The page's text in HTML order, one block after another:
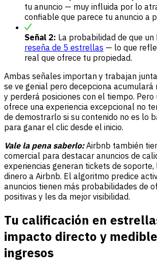
tu anuncio — muy influida por lo
confiable que parece tu anuncio a
Señal 2: La probabilidad de que un
reseña de 5 estrellas — lo que
real que ofrece tu propiedad.
Ambas señales importan y trabajan
se ve genial pero decepciona acumulará
y perderá posiciones con el tiempo. Pero
ofrece una experiencia excepcional no
de demostrarlo si su contenido no es lo
para ganar el clic desde el inicio.
Vale la pena saberlo:Airbnb también
comercial para destacar anuncios de
experiencias generan tickets de soporte,
dinero a Airbnb. El algoritmo predice
anuncios tienen más probabilidades de
positivas y les da mejor visibilidad.
Tu calificación en
impacto directo y
ingresos